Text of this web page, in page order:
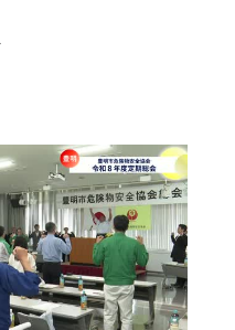
ルにともないメ
います。
の画面が「メン
利用いただけませ
すが、ご了承の程
す。